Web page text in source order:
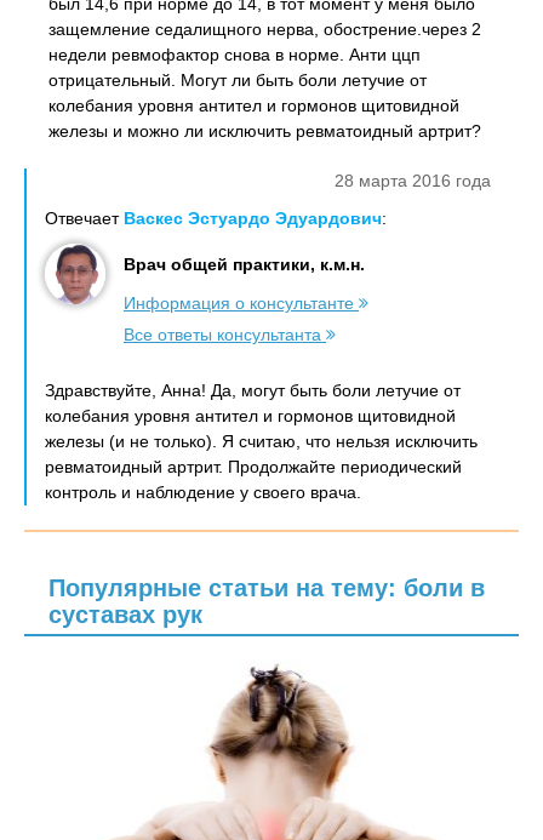
защемление седалищного нерва, обострение.через 2
недели ревмофактор снова в норме. Анти ццп
отрицательный. Могут ли быть боли летучие от
колебания уровня антител и гормонов щитовидной
железы и можно ли исключить ревматоидный артрит?
28 марта 2016 года
Отвечает Васкес Эстуардо Эдуардович:
Врач общей практики, к.м.н.
Информация о консультанте
Все ответы консультанта
Здравствуйте, Анна! Да, могут быть боли летучие от
колебания уровня антител и гормонов щитовидной
железы (и не только). Я считаю, что нельзя исключить
ревматоидный артрит. Продолжайте периодический
контроль и наблюдение у своего врача.
Популярные статьи на тему: боли в
суставах рук